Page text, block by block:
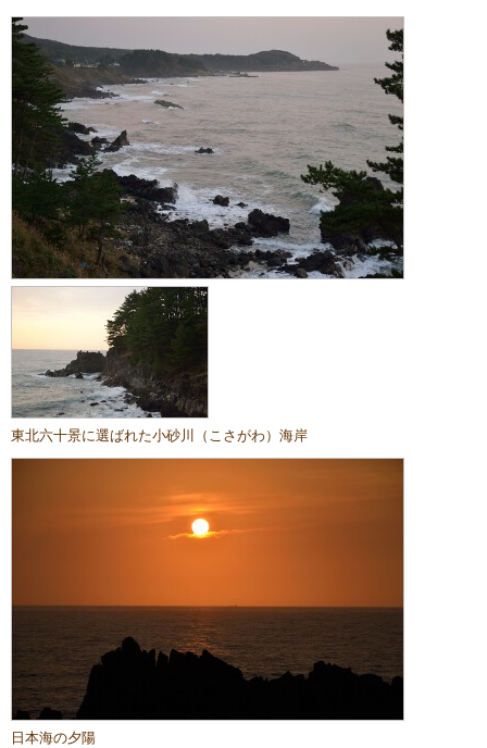
東北六十景に選ばれた小砂川（こさがわ）海岸
日本海の夕陽